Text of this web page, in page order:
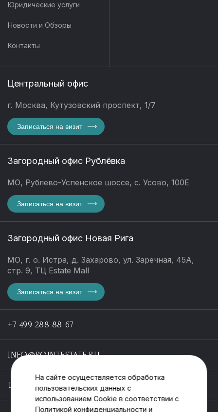
Юридические услуги
Новости и Обзоры
Контакты
Центральный офис
г. Москва, Кутузовский проспект, 1/7
Записаться на визит
Загородный офис Рублёвка
МО, Рублево-Успенское шоссе, с. Усово, 100Е
Записаться на визит
Загородный офис Новая Рига
МО, г. о. Истра, д. Захарово, ул. Заречная, 45А,
стр. 9, ТЦ Estate Mall
Записаться на визит
+7 499 288 88 67
INFO@POINTESTATE.RU
TELEGRAM
На сайте осуществляется обработка
пользовательских данных с
использованием Cookie в соответствии с
Политикой конфиденциальности и